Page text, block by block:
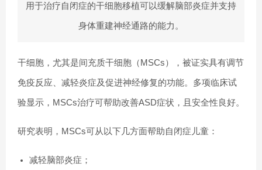
用于治疗自闭症的干细胞移植可以缓解脑部炎症并支持
身体重建神经通路的能力。
干细胞，尤其是间充质干细胞（MSCs），被证实具有调节
免疫反应、减轻炎症及促进神经修复的功能。多项临床试
验显示，MSCs治疗可帮助改善ASD症状，且安全性良好。
研究表明，MSCs可从以下几方面帮助自闭症儿童：
减轻脑部炎症；